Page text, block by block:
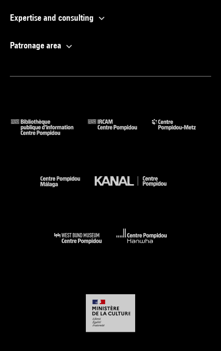
Expertise and consulting
Patronage area